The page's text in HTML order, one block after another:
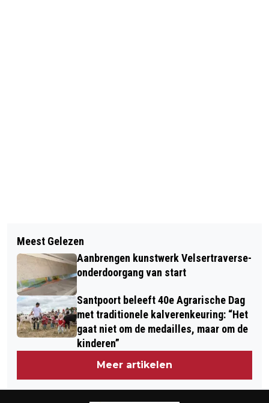
DIT ZIJN MISSCHIEN WEL DE
BIZARSTE OUD EN NIEUW TRADITIES
WERELDWIJD!
KAPPER COR STOPT EVEN MET
KNIPPEN MAAR HEEFT ’T DRUKKER
DAN OOIT… MET VUURWERK!
Meest Gelezen
Aanbrengen kunstwerk Velsertraverse-
onderdoorgang van start
Santpoort beleeft 40e Agrarische Dag
met traditionele kalverenkeuring: “Het
gaat niet om de medailles, maar om de
kinderen”
Meer artikelen